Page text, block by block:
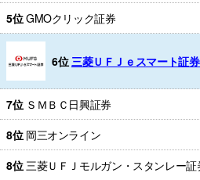
5位GMOクリック証券
6位 三菱ＵＦＪｅスマート証
7位 ＳＭＢＣ日興証券
8位 岡三オンライン
8位 三菱ＵＦＪモルガン・スタンレー証